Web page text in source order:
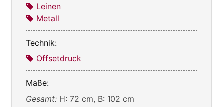
Leinen
Metall
Technik:
Offsetdruck
Maße:
Gesamt: H: 72 cm, B: 102 cm